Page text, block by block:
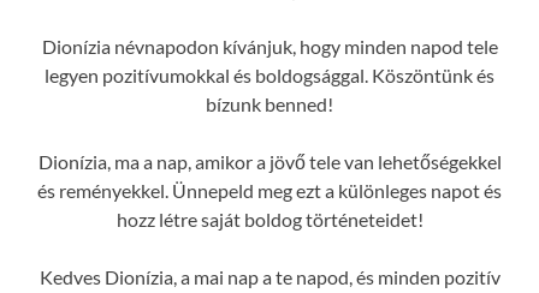
Dionízia névnapodon kívánjuk, hogy minden napod tele
legyen pozitívumokkal és boldogsággal. Köszöntünk és
bízunk benned!
Dionízia, ma a nap, amikor a jövő tele van lehetőségekkel
és reményekkel. Ünnepeld meg ezt a különleges napot és
hozz létre saját boldog történeteidet!
Kedves Dionízia, a mai nap a te napod, és minden pozitív